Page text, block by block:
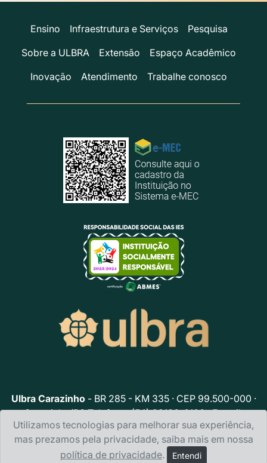
Ensino Infraestrutura e Serviços
Pesquisa
Sobre a ULBRA
Extensão
Espaço Acadêmico
Inovação
Atendimento Trabalhe conosco
Ulbra Carazinho- BR 285 - KM 335 · CEP 99.500-000 ·
Carazinho/RS Telefone: (54) 99136-6106 · E-mail:
ulbracarazinho@ulbra.br
Política de privacidade
Utilizamos tecnologias para melhorar sua experiência,
mas prezamos pela privacidade, saiba mais em nossa
política de privacidade. Entendi